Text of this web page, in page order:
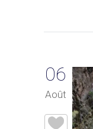
06
Août